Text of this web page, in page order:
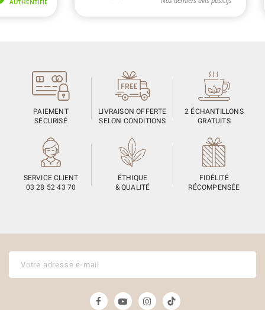
PAIEMENT
SÉCURISÉ
LIVRAISON OFFERTE
SELON CONDITIONS
2 ÉCHANTILLONS
GRATUITS
SERVICE CLIENT
03 28 52 43 70
ÉTHIQUE
& QUALITÉ
FIDÉLITÉ
RÉCOMPENSÉE